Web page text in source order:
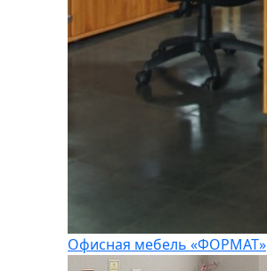
Офисная мебель «ФОРМАТ»